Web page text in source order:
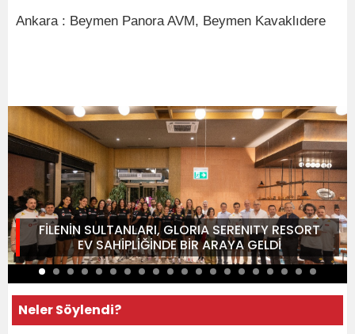
Ankara : Beymen Panora AVM, Beymen Kavaklıdere
FİLENİN SULTANLARI, GLORIA SERENITY RESORT
EV SAHİPLİĞİNDE BİR ARAYA GELDİ
Neler Söylendi?